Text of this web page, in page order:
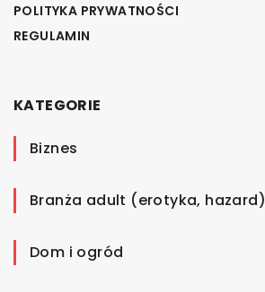
POLITYKA PRYWATNOŚCI
REGULAMIN
KATEGORIE
Biznes
Branża adult (erotyka, hazard)
Dom i ogród